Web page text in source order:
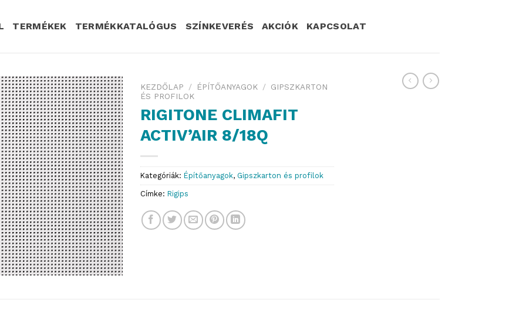
TERMÉKEK TERMÉKKATALÓGUS SZÍNKEVERÉS AKCIÓK KAPCSOLAT
KEZDŐLAP / ÉPÍTŐANYAGOK / GIPSZKARTON
ÉS PROFILOK
RIGITONE CLIMAFIT
ACTIV’AIR 8/18Q
Kategóriák: Építőanyagok, Gipszkarton és profilok
Címke: Rigips